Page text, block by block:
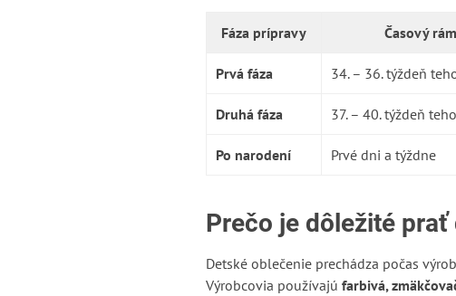
Fáza prípravy Časový
Prvá fáza 34. – 36. týždeň
Druhá fáza 37. – 40. týždeň
Po narodení Prvé dni a týždne
Prečo je dôležité
Detské oblečenie prechádza počas
Výrobcovia používajú farbivá,